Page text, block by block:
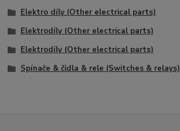
Elektro díly (Other electrical parts)
Elektrodíly (Other electrical parts)
Elektrodíly (Other electrical parts)
Spínače & čidla & rele (Switches & relays)